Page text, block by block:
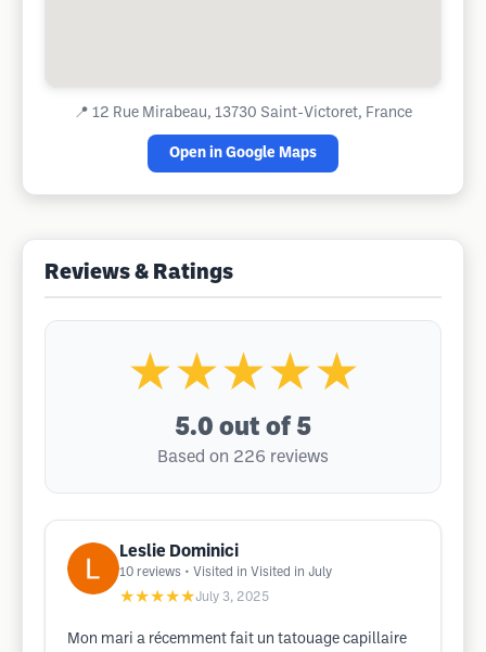
📍 12 Rue Mirabeau, 13730 Saint-Victoret, France
Open in Google Maps
Reviews & Ratings
★★★★★
5.0 out of 5
Based on 226 reviews
Leslie Dominici
10 reviews • Visited in Visited in July
★★★★★July 3, 2025
Mon mari a récemment fait un tatouage capillaire